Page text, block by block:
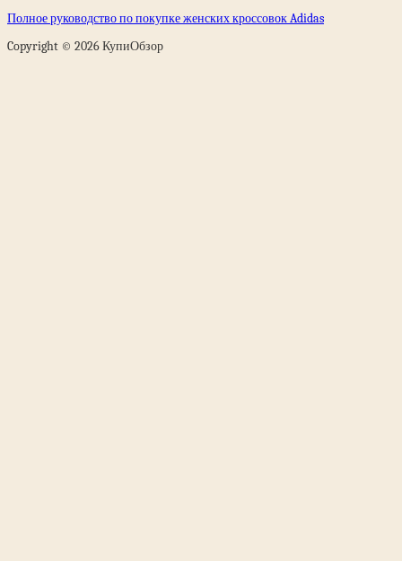
Полное руководство по покупке женских кроссовок Adidas
Copyright © 2026 КупиОбзор